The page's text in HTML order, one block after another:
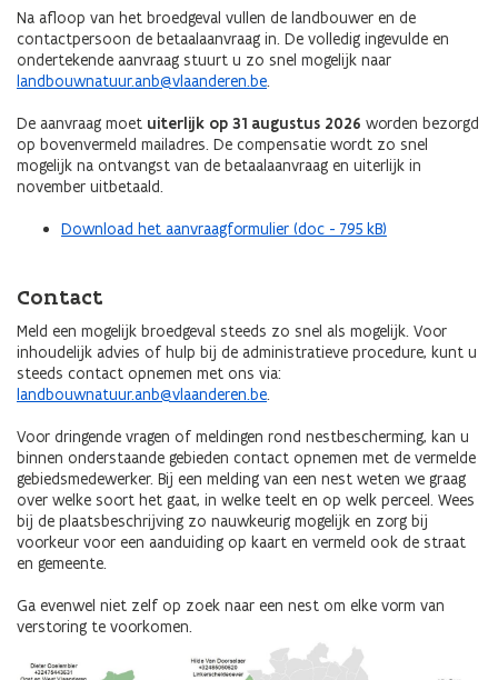
Na afloop van het broedgeval vullen de landbouwer en de
contactpersoon de betaalaanvraag in. De volledig ingevulde en
ondertekende aanvraag stuurt u zo snel mogelijk naar
landbouwnatuur.anb@vlaanderen.be.
De aanvraag moet uiterlijk op 31 augustus 2026 worden bezorgd
op bovenvermeld mailadres. De compensatie wordt zo snel
mogelijk na ontvangst van de betaalaanvraag en uiterlijk in
november uitbetaald.
Download het aanvraagformulier (doc - 795 kB)
Contact
Meld een mogelijk broedgeval steeds zo snel als mogelijk. Voor
inhoudelijk advies of hulp bij de administratieve procedure, kunt u
steeds contact opnemen met ons via:
landbouwnatuur.anb@vlaanderen.be.
Voor dringende vragen of meldingen rond nestbescherming, kan u
binnen onderstaande gebieden contact opnemen met de vermelde
gebiedsmedewerker. Bij een melding van een nest weten we graag
over welke soort het gaat, in welke teelt en op welk perceel. Wees
bij de plaatsbeschrijving zo nauwkeurig mogelijk en zorg bij
voorkeur voor een aanduiding op kaart en vermeld ook de straat
en gemeente.
Ga evenwel niet zelf op zoek naar een nest om elke vorm van
verstoring te voorkomen.